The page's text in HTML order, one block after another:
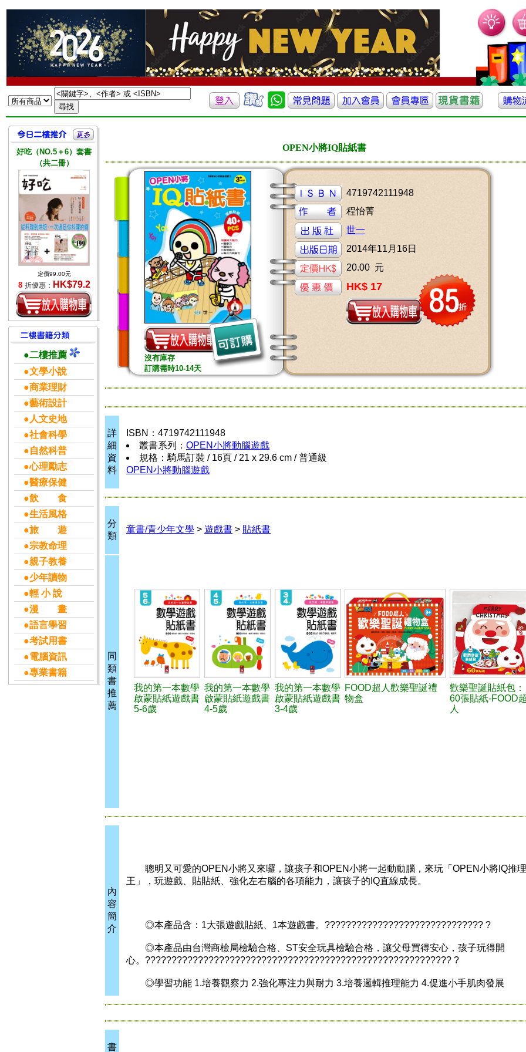
好吃（NO.5＋6）套書
（共二冊）
定價99.00元
8 折優惠： HK$79.2
●二樓推薦
●文學小說
●商業理財
●藝術設計
●人文史地
●社會科學
●自然科普
●心理勵志
●醫療保健
●飲 食
●生活風格
●旅 遊
●宗教命理
●親子教養
●少年讀物
●輕 小 說
●漫 畫
●語言學習
●考試用書
●電腦資訊
●專業書籍
OPEN小將IQ貼紙書
沒有庫存
訂購需時10-14天
4719742111948
程怡菁
世一
2014年11月16日
20.00 元
HK$ 17
詳
細
資
料
ISBN：4719742111948
叢書系列： OPEN小將動腦遊戲
規格：騎馬訂裝 / 16頁 / 21 x 29.6 cm / 普通級
OPEN小將動腦遊戲
分
類
童書/青少年文學 > 遊戲書 > 貼紙書
同
類
書
推
薦
我的第一本數學
啟蒙貼紙遊戲書
5-6歲
我的第一本數學
啟蒙貼紙遊戲書
4-5歲
我的第一本數學
啟蒙貼紙遊戲書
3-4歲
FOOD超人歡樂聖誕禮
物盒
歡樂聖誕貼紙包：
60張貼紙-FOOD
人
內
容
簡
介
聰明又可愛的OPEN小將又來囉，讓孩子和OPEN小將一起動動腦，來玩「OPEN小將IQ推理
王」，玩遊戲、貼貼紙、強化左右腦的各項能力，讓孩子的IQ直線成長。
◎本產品含：1大張遊戲貼紙、1本遊戲書。?????????????????????????????? ?
◎本產品由台灣商檢局檢驗合格、ST安全玩具檢驗合格，讓父母買得安心，孩子玩得開
心。?????????????????????????????????????????????????????????? ?
◎學習功能 1.培養觀察力 2.強化專注力與耐力 3.培養邏輯推理能力 4.促進小手肌肉發展
書